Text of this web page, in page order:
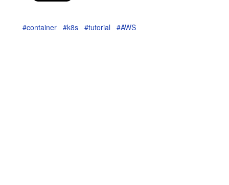
#container #k8s #tutorial #AWS